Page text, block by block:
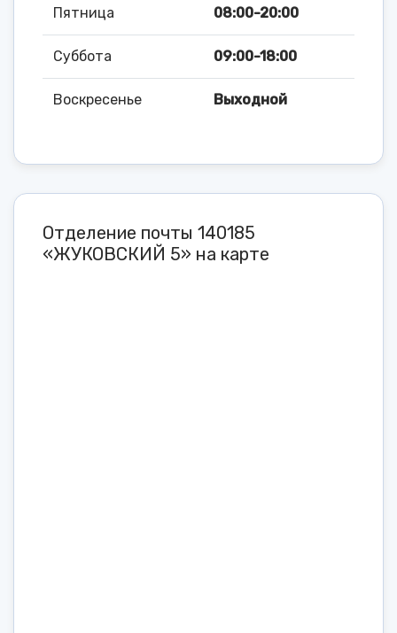
Пятница 08:00-20:00
Суббота 09:00-18:00
Воскресенье Выходной
Отделение почты 140185
«ЖУКОВСКИЙ 5» на карте